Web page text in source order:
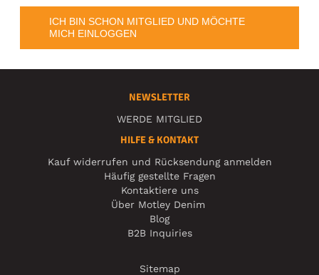
ICH BIN SCHON MITGLIED UND MÖCHTE
MICH EINLOGGEN
NEWSLETTER
WERDE MITGLIED
HILFE & KONTAKT
Kauf widerrufen und Rücksendung anmelden
Häufig gestellte Fragen
Kontaktiere uns
Über Motley Denim
Blog
B2B Inquiries
Sitemap